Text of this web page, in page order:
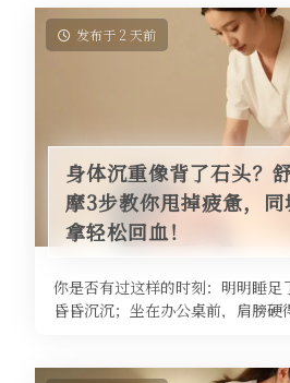
发布于 2 天前
身体沉重像背了石头？
摩3步教你甩掉疲惫，
拿轻松回血！
你是否有过这样的时刻：明明睡足
昏昏沉沉；坐在办公桌前，肩膀